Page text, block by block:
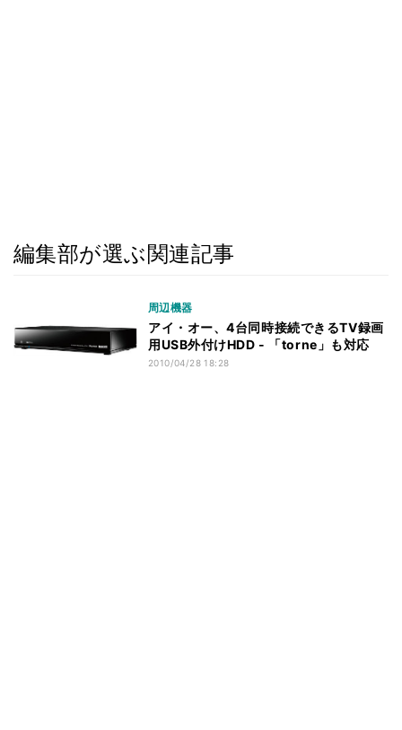
編集部が選ぶ関連記事
周辺機器
アイ・オー、4台同時接続できるTV録画
用USB外付けHDD - 「torne」も対応
2010/04/28 18:28